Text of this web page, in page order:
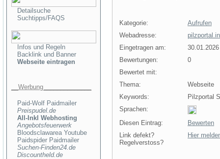
Detailsuche
Suchtipps/FAQS
Infos und Regeln
Backlink und Banner
Webseite eintragen
__Werbung______________
Paid-Wolf Paidmailer
Preispudel.de
All-Inkl Webhosting
Angebotsfeuerwerk
Bloodsclawarea Youtube
Paidspider Paidmailer
Suchen-Finden24.de
Discountheld.de
Kategorie:
Aufrufen
Webadresse:
Eingetragen am:
30.01.2026
Bewertungen:
0
Bewertet mit:
Thema:
Webseite
Keywords:
Pilzportal
Sprachen:
Diesen Eintrag:
Bewerten
Link defekt?
Regelverstoss?
Hier